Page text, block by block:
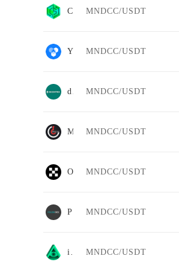
MNDCC/USDT
MNDCC/USDT
decentrex MNDCC/USDT
MNDCC/USDT
MNDCC/USDT
MNDCC/USDT
illumineX MNDCC/USDT